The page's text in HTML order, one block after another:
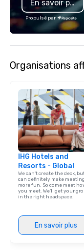
En savoir plus
Propulsé par
Organisations
IHG Hotels and
Resorts - Global
We can't create the deck,
can definitely make
more fun. So come meet
you meet. We'll get your
in the right headspace.
En savoir plus